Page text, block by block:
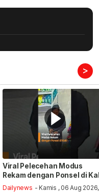
>
Viral Pelecehan Modus
Rekam dengan Ponsel di
Dailynews - Kamis , 06 Aug 2026,